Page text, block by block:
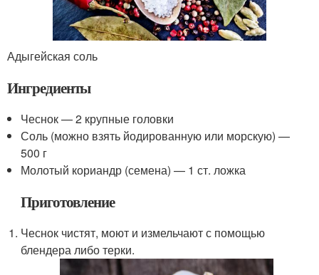
Адыгейская соль
Ингредиенты
Чеснок — 2 крупные головки
Соль (можно взять йодированную или морскую) —
500 г
Молотый кориандр (семена) — 1 ст. ложка
Приготовление
Чеснок чистят, моют и измельчают с помощью
блендера либо терки.